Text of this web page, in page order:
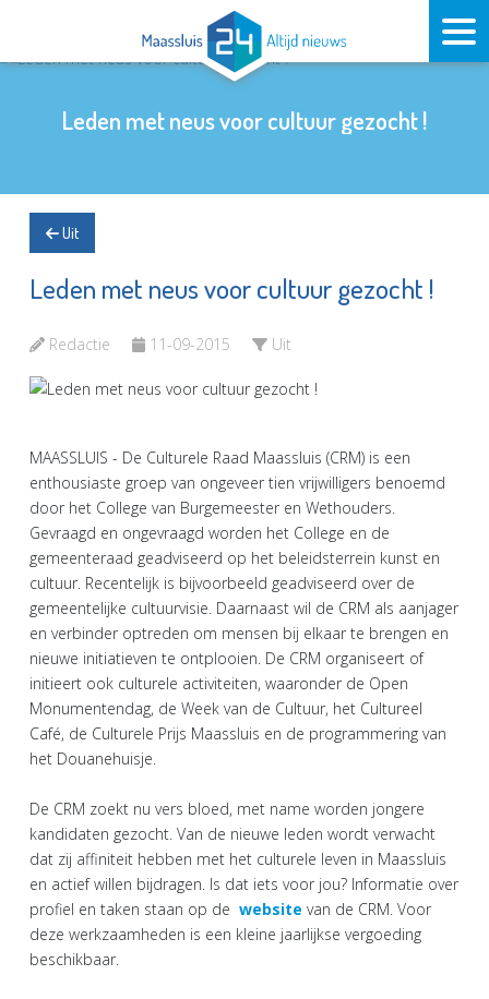
Leden met neus voor cultuur gezocht !
Uit
Leden met neus voor cultuur gezocht !
Redactie 11-09-2015 Uit
MAASSLUIS - De Culturele Raad Maassluis (CRM) is een
enthousiaste groep van ongeveer tien vrijwilligers benoemd
door het College van Burgemeester en Wethouders.
Gevraagd en ongevraagd worden het College en de
gemeenteraad geadviseerd op het beleidsterrein kunst en
cultuur. Recentelijk is bijvoorbeeld geadviseerd over de
gemeentelijke cultuurvisie. Daarnaast wil de CRM als aanjager
en verbinder optreden om mensen bij elkaar te brengen en
nieuwe initiatieven te ontplooien. De CRM organiseert of
initieert ook culturele activiteiten, waaronder de Open
Monumentendag, de Week van de Cultuur, het Cultureel
Café, de Culturele Prijs Maassluis en de programmering van
het Douanehuisje.
De CRM zoekt nu vers bloed, met name worden jongere
kandidaten gezocht. Van de nieuwe leden wordt verwacht
dat zij affiniteit hebben met het culturele leven in Maassluis
en actief willen bijdragen. Is dat iets voor jou? Informatie over
profiel en taken staan op de website van de CRM. Voor
deze werkzaamheden is een kleine jaarlijkse vergoeding
beschikbaar.